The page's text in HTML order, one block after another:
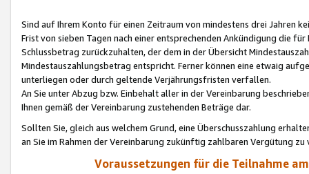
Sind auf Ihrem Konto für einen Zeitraum von mindestens drei Jahren
Frist von sieben Tagen nach einer entsprechenden Ankündigung die
Schlussbetrag zurückzuhalten, der dem in der Übersicht
Mindestauszahlungsbetrag entspricht. Ferner können eine etwaig
unterliegen oder durch geltende Verjährungsfristen verfallen.
An Sie unter Abzug bzw. Einbehalt aller in der Vereinbarung
Ihnen gemäß der Vereinbarung zustehenden Beträge dar.
Sollten Sie, gleich aus welchem Grund, eine Überschusszahlung
an Sie im Rahmen der Vereinbarung zukünftig zahlbaren Vergütung zu
Voraussetzungen für die Teilnahme